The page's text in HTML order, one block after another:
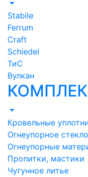
Stabile
Ferrum
Craft
Schiedel
ТиС
Вулкан
Кровельные
Огнеупорное
Огнеупорные
Пропитки, мастики
Чугунное литье